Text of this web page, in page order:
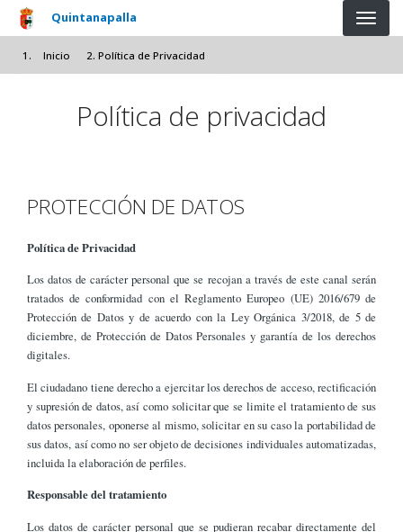
Pasar al contenido principal
Quintanapalla
Inicio Política de Privacidad
Política de privacidad
PROTECCIÓN DE DATOS
Política de Privacidad
Los datos de carácter personal que se recojan a través de este canal serán
tratados de conformidad con el Reglamento Europeo (UE) 2016/679 de
Protección de Datos y de acuerdo con la Ley Orgánica 3/2018, de 5 de
diciembre, de Protección de Datos Personales y garantía de los derechos
digitales.
El ciudadano tiene derecho a ejercitar los derechos de acceso, rectificación
y supresión de datos, así como solicitar que se limite el tratamiento de sus
datos personales, oponerse al mismo, solicitar en su caso la portabilidad de
sus datos, así como no ser objeto de decisiones individuales automatizadas,
incluida la elaboración de perfiles.
Responsable del tratamiento
Los datos de carácter personal que se pudieran recabar directamente del